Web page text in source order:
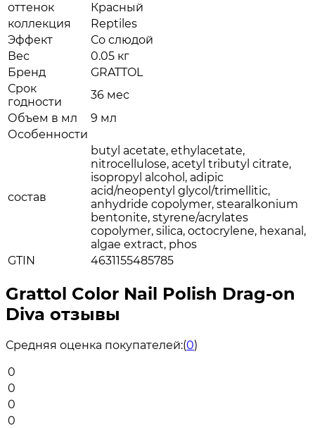
оттенок
Красный
коллекция
Reptiles
Эффект
Со слюдой
Вес
0.05 кг
Бренд
GRATTOL
Срок
годности
36 мес
Объем в мл
9 мл
Особенности
состав
butyl acetate, ethylacetate,
nitrocellulose, acetyl tributyl citrate,
isopropyl alcohol, adipic
acid/neopentyl glycol/trimellitic,
anhydride copolymer, stearalkonium
bentonite, styrene/acrylates
copolymer, silica, octocrylene, hexanal,
algae extract, phos
GTIN
4631155485785
Grattol Color Nail Polish Drag-on
Diva отзывы
Средняя оценка покупателей:(0)
0
0
0
0